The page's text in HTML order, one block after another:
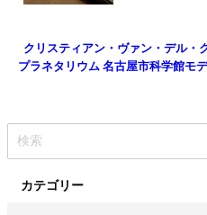
クリスティアン・ヴァン・デル・
プラネタリウム 名古屋市科学館モ
カテゴリー